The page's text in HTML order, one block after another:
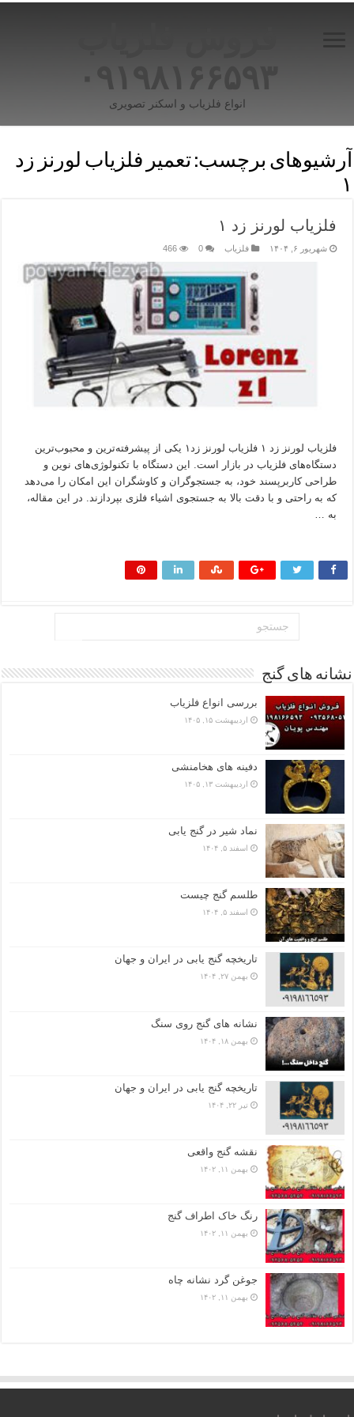
۰۹۱۹۸۱۶۶۵۹۳
انواع فلزیاب و اسکنر تصویری
آرشیوهای برچسب:تعمیر فلزیاب لورنز زد
۱
فلزیاب لورنز زد ۱
شهریور ۶, ۱۴۰۴ فلزیاب 0
466
فلزیاب لورنز زد ۱ فلزیاب لورنز زد۱ یکی از پیشرفته‌ترین و محبوب‌ترین
دستگاه‌های فلزیاب در بازار است. این دستگاه با تکنولوژی‌های نوین و
طراحی کاربرپسند خود، به جستجوگران و کاوشگران این امکان را می‌دهد
که به راحتی و با دقت بالا به جستجوی اشیاء فلزی بپردازند. در این مقاله،
به …
نشانه های گنج
بررسی انواع فلزیاب
اردیبهشت ۱۵, ۱۴۰۵
دفینه های هخامنشی
اردیبهشت ۱۳, ۱۴۰۵
نماد شیر در گنج یابی
اسفند ۵, ۱۴۰۴
طلسم گنج چیست
اسفند ۵, ۱۴۰۴
تاریخچه گنج‌ یابی در ایران و جهان
بهمن ۲۷, ۱۴۰۴
نشانه های گنج روی سنگ
بهمن ۱۸, ۱۴۰۴
تاریخچه گنج‌ یابی در ایران و جهان
تیر ۲۲, ۱۴۰۴
نقشه گنج واقعی
بهمن ۱۱, ۱۴۰۲
رنگ خاک اطراف گنج
بهمن ۱۱, ۱۴۰۲
جوغن گرد نشانه چاه
بهمن ۱۱, ۱۴۰۲